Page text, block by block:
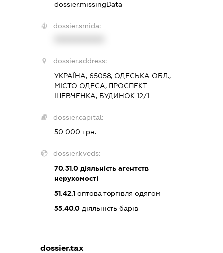
dossier.missingData
dossier.smida:
dossier.address:
УКРАЇНА, 65058, ОДЕСЬКА ОБЛ.,
МІСТО ОДЕСА, ПРОСПЕКТ
ШЕВЧЕНКА, БУДИНОК 12/1
dossier.capital:
50 000 грн.
dossier.kveds:
70.31.0 діяльність агентств
нерухомості
51.42.1 оптова торгівля одягом
55.40.0 діяльність барів
dossier.tax